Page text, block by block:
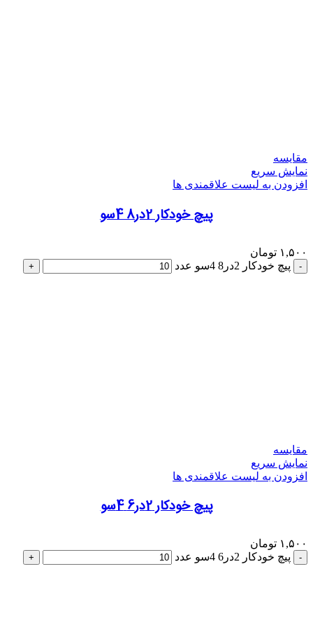
مقایسه
نمایش سریع
افزودن به لیست علاقمندی ها
پیچ خودکار 2در8 4سو
۱,۵۰۰ تومان
پیچ خودکار 2در8 4سو عدد
مقایسه
نمایش سریع
افزودن به لیست علاقمندی ها
پیچ خودکار 2در6 4سو
۱,۵۰۰ تومان
پیچ خودکار 2در6 4سو عدد